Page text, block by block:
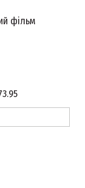
фільм